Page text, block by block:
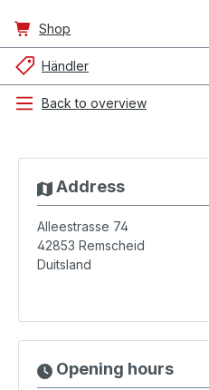
Shop
Händler
Back to overview
Address
Alleestrasse 74
42853 Remscheid
Duitsland
Opening hours